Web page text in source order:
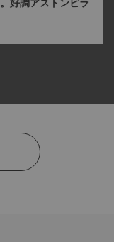
好調アストンビラ